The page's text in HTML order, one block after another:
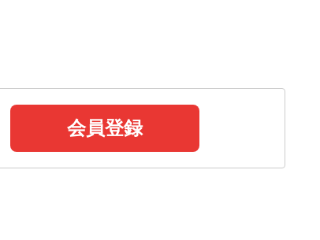
会員登録